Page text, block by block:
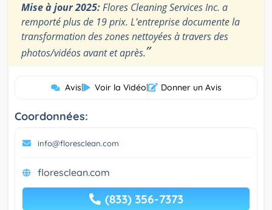
Mise à jour 2025:Flores Cleaning Services Inc. a
remporté plus de 19 prix. L’entreprise documente la
transformation des zones nettoyées à travers des
photos/vidéos avant et après.”
Avis| Voir la Vidéo| Donner un Avis
Coordonnées:
info@floresclean.com
floresclean.com
(833) 356-7373